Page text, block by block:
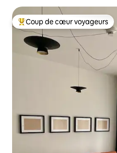
Coup de cœur voyageurs
Coup de cœur voyageurs